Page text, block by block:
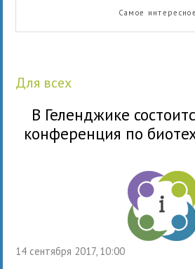
Самое интересное
для всех
В Геленджике
конференция по
14 сентября 2017, 10:00